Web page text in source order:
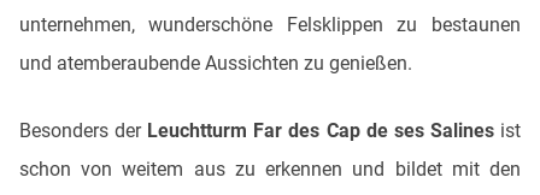
unternehmen, wunderschöne Felsklippen zu bestaunen
und atemberaubende Aussichten zu genießen.
Besonders der Leuchtturm Far des Cap de ses Salinesist
schon von weitem aus zu erkennen und bildet mit den